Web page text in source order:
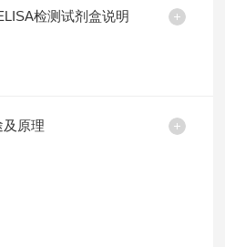
检测试剂盒说明
及原理